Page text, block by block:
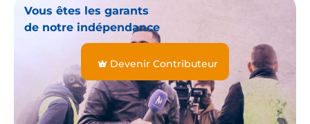
Vous êtes les garants
de notre indépendance
Devenir Contributeur